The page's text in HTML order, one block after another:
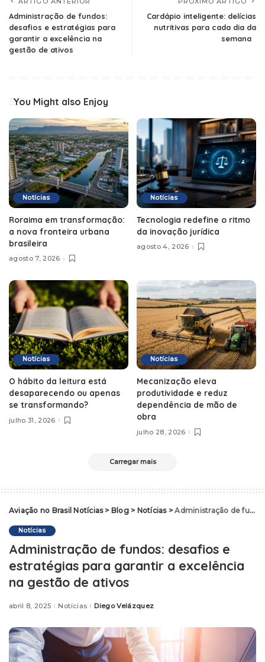
Administração de fundos:
desafios e estratégias para
garantir a excelência na
gestão de ativos
Cardápio inteligente: delícias
nutritivas para cada dia da
semana
You Might also Enjoy
Notícias
Roraima em transformação:
a nova fronteira urbana
brasileira
agosto 7, 2026
Notícias
Tecnologia redefine o ritmo
da inovação jurídica
agosto 4, 2026
Notícias
O hábito da leitura está
desaparecendo ou apenas
se transformando?
julho 31, 2026
Notícias
Mecanização eleva
produtividade e reduz
dependência de mão de
obra
julho 28, 2026
Carregar mais
Aviação no Brasil Notícias> Blog> Notícias>Administração de fundos: desafios e estratégias para garantir a excelência na gestão de ativos
Notícias
Administração de fundos: desafios e
estratégias para garantir a excelência
na gestão de ativos
abril 8, 2025 NotíciasPosted
Diego Velázquez